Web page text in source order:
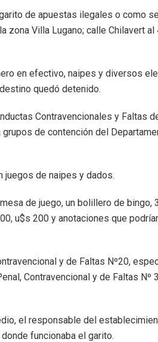
de apuestas ilegales o como
zona Villa Lugano; calle Chilavert al
en efectivo, naipes y diversos
quedó detenido.
Contravencionales y Faltas
de contención del
juegos de naipes y dados.
de juego, un bolillero de bingo,
u$s 200 y anotaciones que
y de Faltas Nº20,
Contravencional y de Faltas Nº
el responsable del
funcionaba el garito.